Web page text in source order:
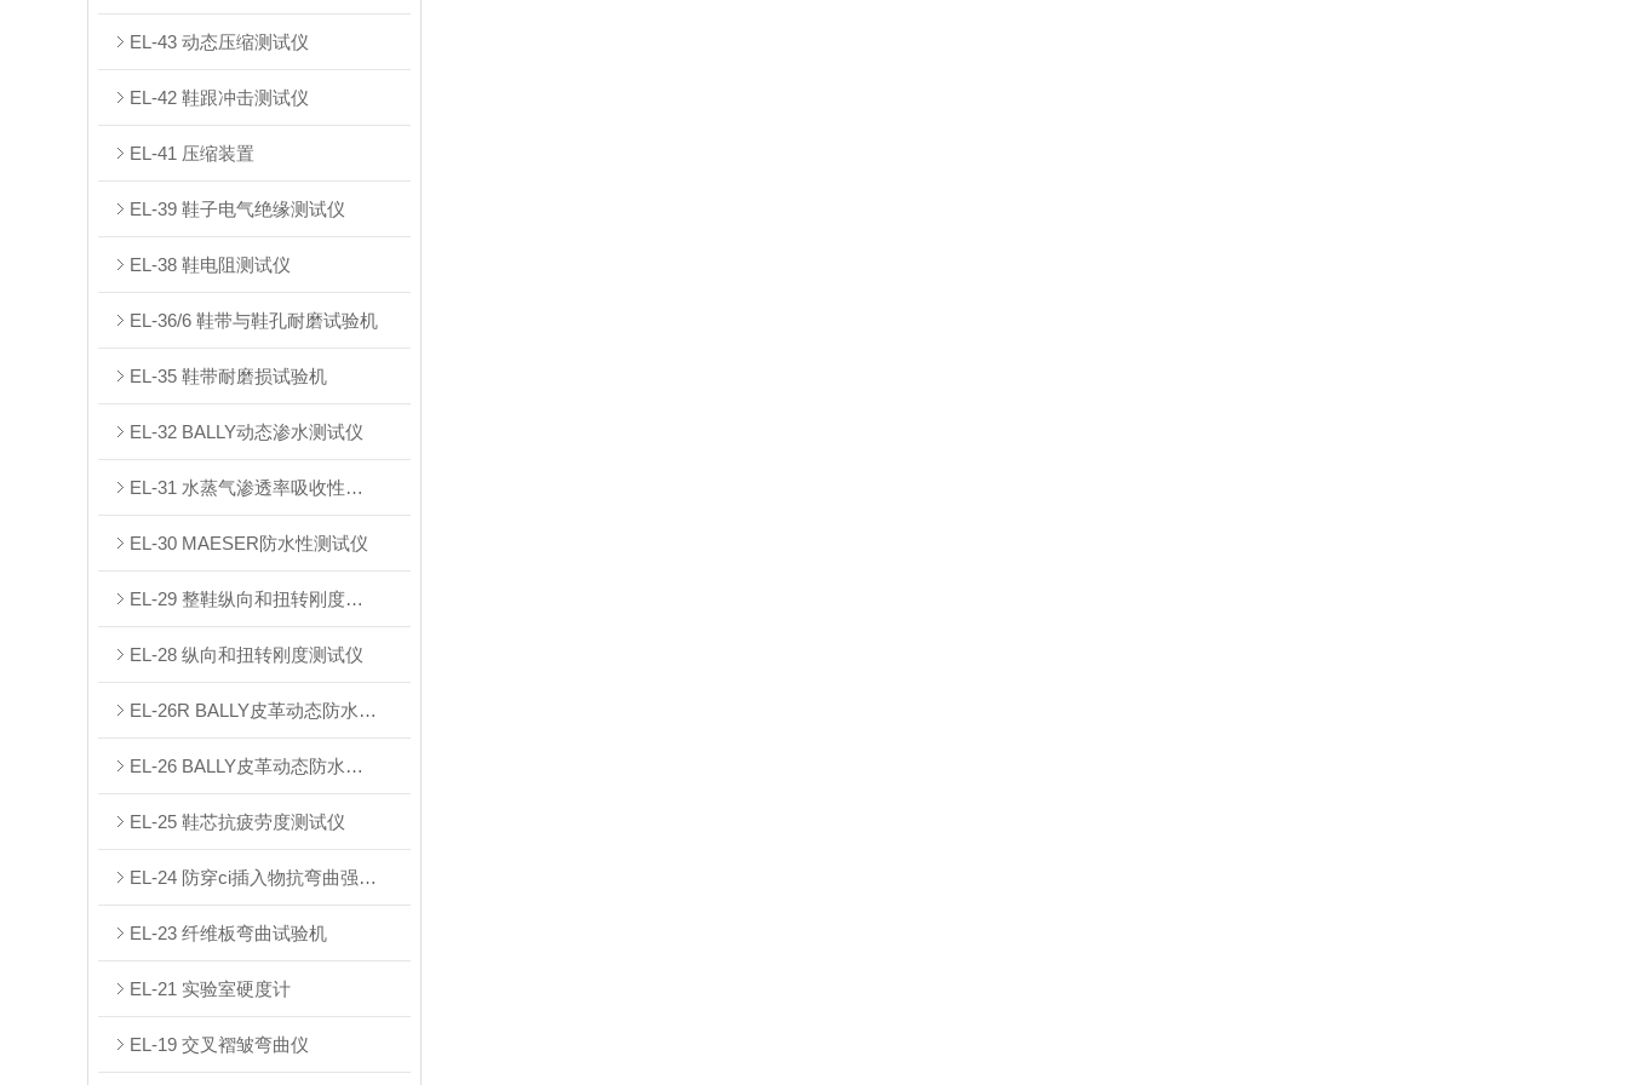
EL-43 动态压缩测试仪
EL-42 鞋跟冲击测试仪
EL-41 压缩装置
EL-39 鞋子电气绝缘测试仪
EL-38 鞋电阻测试仪
EL-36/6 鞋带与鞋孔耐磨试验机
EL-35 鞋带耐磨损试验机
EL-32 BALLY动态渗水测试仪
EL-31 水蒸气渗透率吸收性测试仪
EL-30 MAESER防水性测试仪
EL-29 整鞋纵向和扭转刚度测试仪
EL-28 纵向和扭转刚度测试仪
EL-26R BALLY皮革动态防水试验机
EL-26 BALLY皮革动态防水试验机
EL-25 鞋芯抗疲劳度测试仪
EL-24 防穿ci插入物抗弯曲强度测试仪
EL-23 纤维板弯曲试验机
EL-21 实验室硬度计
EL-19 交叉褶皱弯曲仪